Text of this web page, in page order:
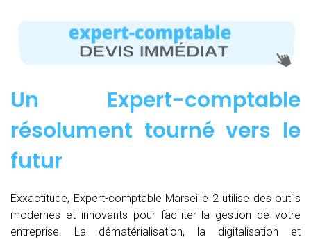
Un Expert-comptable
résolument tourné vers le
futur
Exxactitude, Expert-comptable Marseille 2 utilise des outils
modernes et innovants pour faciliter la gestion de votre
entreprise. La dématérialisation, la digitalisation et